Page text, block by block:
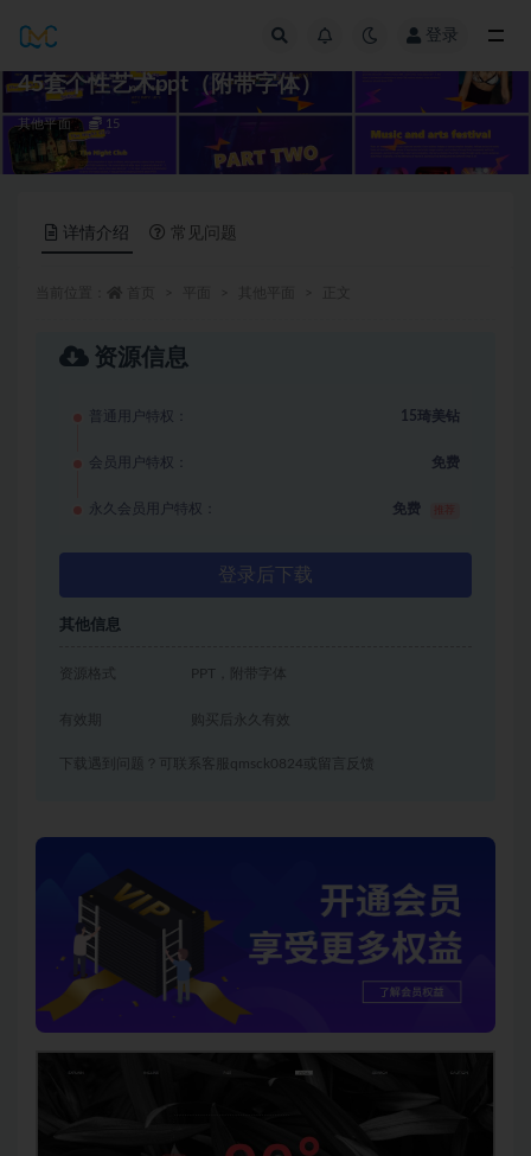
登录
45套个性艺术ppt（附带字体）
其他平面 15
详情介绍 常见问题
资源信息
普通用户特权： 15琦美钻
会员用户特权： 免费
永久会员用户特权： 免费
登录后下载
其他信息
资源格式
有效期 购买后永久有效
下载遇到问题？可联系客服qmsck0824或留言反馈